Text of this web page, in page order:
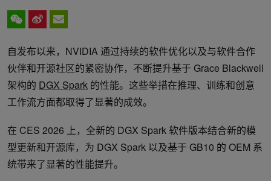
自发布以来，NVIDIA 通过持续的软件优化以及与软件合作
伙伴和开源社区的紧密协作，不断提升基于 Grace Blackwell
架构的 DGX Spark 的性能。这些举措在推理、训练和创意
工作流方面都取得了显著的成效。
在 CES 2026 上，全新的 DGX Spark 软件版本结合新的模
型更新和开源库，为 DGX Spark 以及基于 GB10 的 OEM 系
统带来了显著的性能提升。